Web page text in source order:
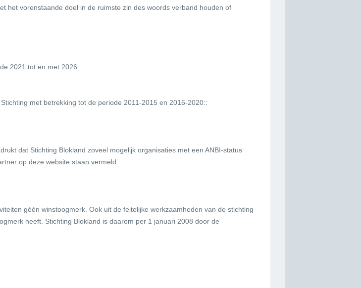
het vorenstaande doel in de ruimste zin des woords verband houden of
2021 tot en met 2026:
met betrekking tot de periode 2011-2015 en 2016-2020::
dat Stichting Blokland zoveel mogelijk organisaties met een ANBI-status
op deze website staan vermeld.
géén winstoogmerk. Ook uit de feitelijke werkzaamheden van de stichting
heeft. Stichting Blokland is daarom per 1 januari 2008 door de